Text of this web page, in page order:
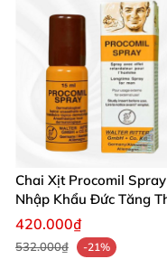
Chai Xịt Procomil Spray
Nhập Khẩu Đức Tăng
Gian Quan Hệ
420.000₫
532.000₫
-21%